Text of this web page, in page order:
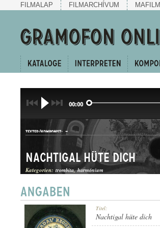
FILMALAP FILMARCHÍVUM MAFILM
00:00
TEXTER/KOMPONIST: -
GATTUNG: DAL
Nachtigal hüte dich
Kategorien: trombita harmónium
Titel:
Nachtigal hüte dich